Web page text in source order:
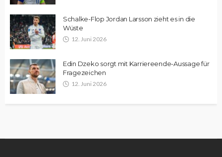
Schalke-Flop Jordan Larsson zieht es in die
Wüste
12. Juni 2026
Edin Dzeko sorgt mit Karriereende-Aussage für
Fragezeichen
12. Juni 2026